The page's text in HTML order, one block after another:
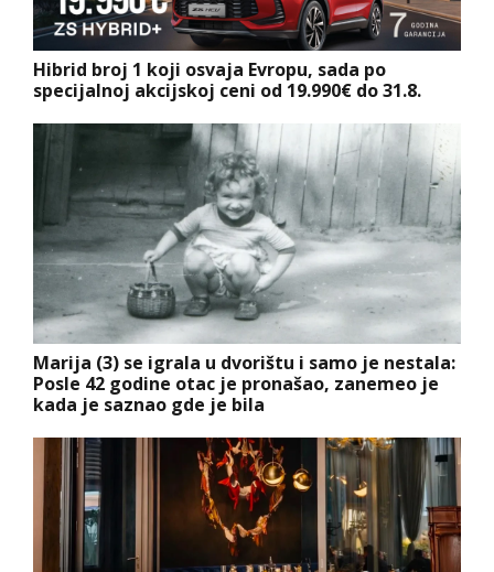
Hibrid broj 1 koji osvaja Evropu, sada po
specijalnoj akcijskoj ceni od 19.990€ do 31.8.
Marija (3) se igrala u dvorištu i samo je nestala:
Posle 42 godine otac je pronašao, zanemeo je
kada je saznao gde je bila